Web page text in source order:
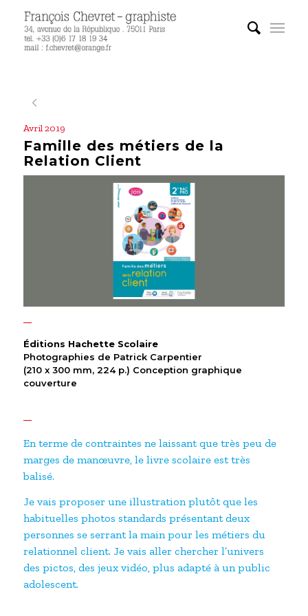
Avril 2019
Famille des métiers de la
Relation Client
Éditions Hachette Scolaire
Photographies de Patrick Carpentier
(210 x 300 mm, 224 p.) Conception graphique
couverture
En terme de contraintes ne laissant que très peu de
marges de manœuvre, le livre scolaire est très
balisé.
Je vais proposer une illustration plutôt que les
habituelles photos standards présentant deux
personnes se serrant la main pour les métiers du
relationnel client. Je vais aller chercher l’univers
des pictos, des jeux vidéo, plus adapté à un public
adolescent.